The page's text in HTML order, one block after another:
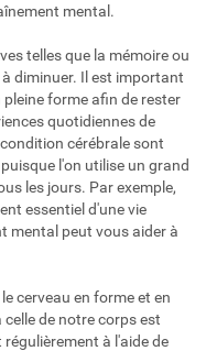
mental.
telles que la mémoire ou
diminuer. Il est important
forme afin de rester
quotidiennes de
cérébrale sont
l'on utilise un grand
les jours. Par exemple,
essentiel d'une vie
mental peut vous aider à
cerveau en forme et en
de notre corps est
à l'aide de